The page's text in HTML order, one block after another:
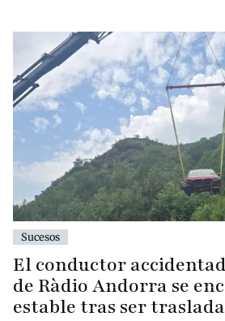
Sucesos
El conductor
de Ràdio Andorra se
estable tras ser